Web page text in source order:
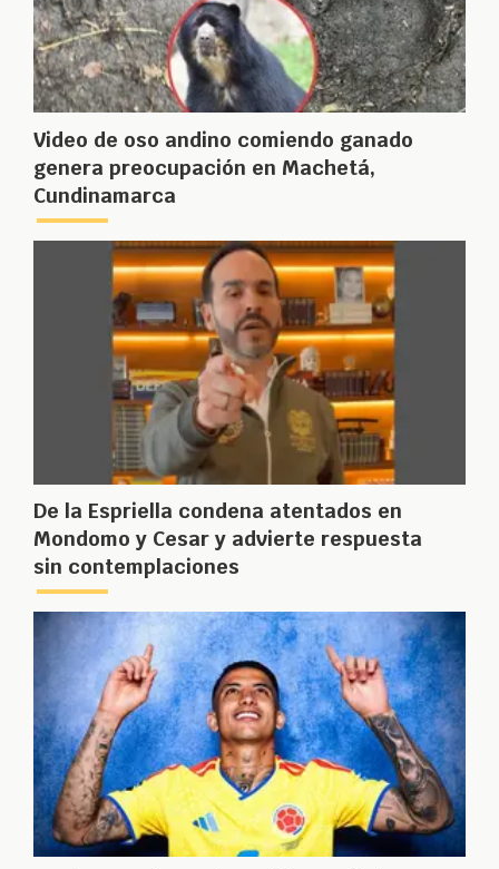
Video de oso andino comiendo ganado
genera preocupación en Machetá,
Cundinamarca
De la Espriella condena atentados en
Mondomo y Cesar y advierte respuesta
sin contemplaciones